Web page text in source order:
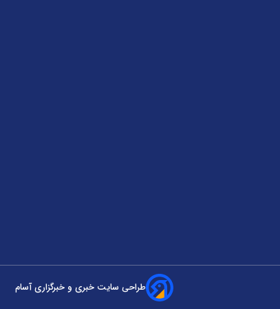
طراحی سایت خبری و خبرگزاری آسام